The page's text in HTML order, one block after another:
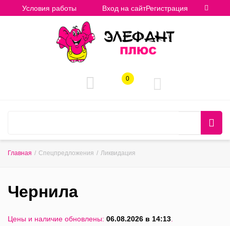
Условия работы Вход на сайтРегистрация
0
Главная / Спецпредложения / Ликвидация
Чернила
Цены и наличие обновлены: 06.08.2026 в 14:13.